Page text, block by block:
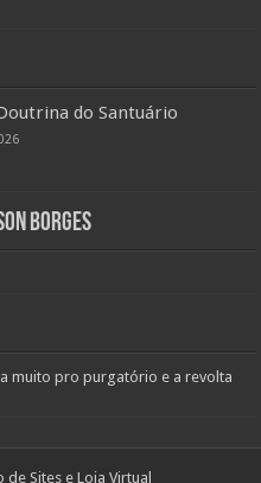
do Santuário
Borges
muito pro purgatório e a revolta
de Sites e Loja Virtual